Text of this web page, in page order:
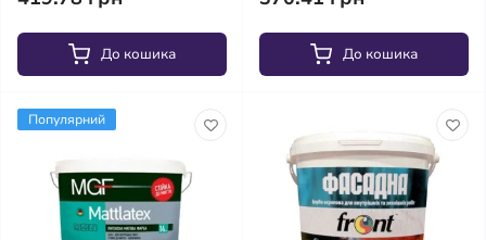
До кошика До кошика
Популярний